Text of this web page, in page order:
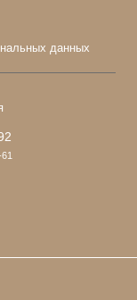
данных